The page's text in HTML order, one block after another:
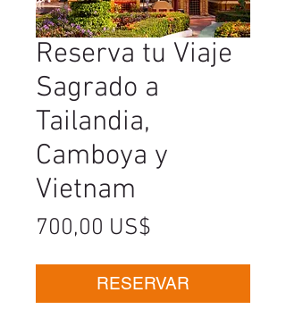
Reserva tu Viaje
Sagrado a
Tailandia,
Camboya y
Vietnam
700,00 US$
RESERVAR